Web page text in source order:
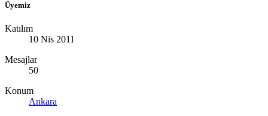
Üyemiz
Katılım
10 Nis 2011
Mesajlar
50
Konum
Ankara